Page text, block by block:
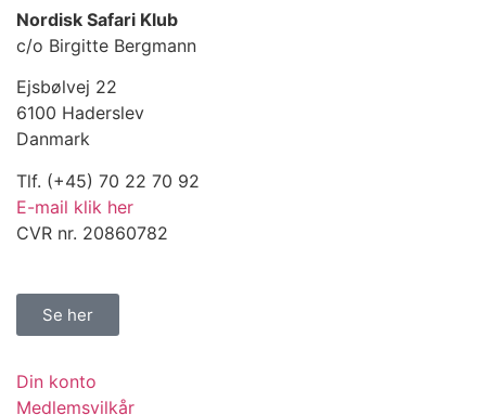
Nordisk Safari Klub
c/o Birgitte Bergmann
Ejsbølvej 22
6100 Haderslev
Danmark
Tlf. (+45) 70 22 70 92
E-mail klik her
CVR nr. 20860782
Se her
Din konto
Medlemsvilkår